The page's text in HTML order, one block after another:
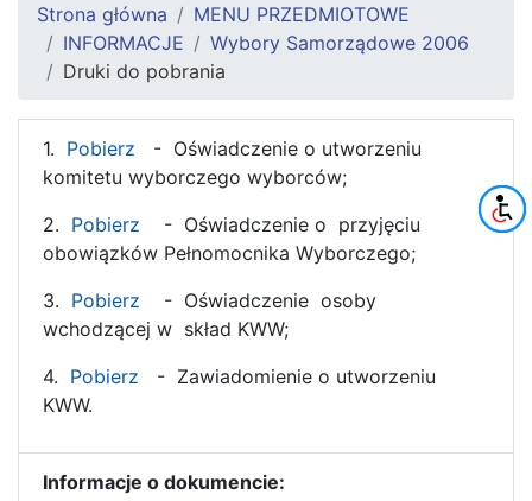
Strona główna
MENU PRZEDMIOTOWE
INFORMACJE
Wybory Samorządowe 2006
Druki do pobrania
1. Pobierz - Oświadczenie o utworzeniu
komitetu wyborczego wyborców;
2. Pobierz - Oświadczenie o przyjęciu
obowiązków Pełnomocnika Wyborczego;
3. Pobierz - Oświadczenie osoby
wchodzącej w skład KWW;
4. Pobierz - Zawiadomienie o utworzeniu
KWW.
Informacje o dokumencie: